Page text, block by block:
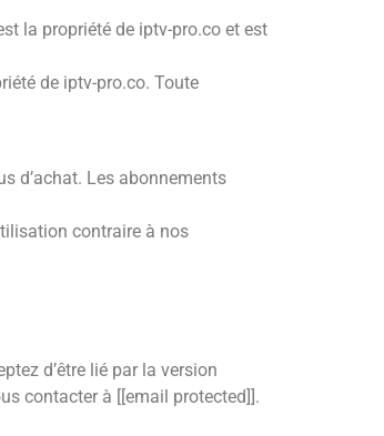
la propriété de iptv-pro.co et est
de iptv-pro.co. Toute
d’achat. Les abonnements
contraire à nos
d’être lié par la version
contacter à [[email protected]].